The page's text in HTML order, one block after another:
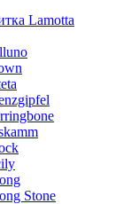
Lamotta
Stone